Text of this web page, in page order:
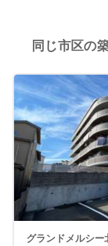
同じ市区の
グランドメルシー